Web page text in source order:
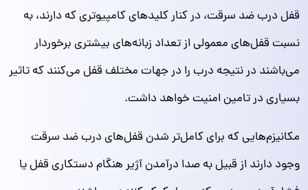
قفل‌ درب ضد سرقت، در کنار کلیدهای کامپیوتری که دارند، به
نسبت قفل‌های معمولی از تعداد زبانه‌های بیشتری برخوردار
می‌باشند در نتیجه درب را در جهات مختلف قفل می‌کنند که تاثیر
بسیاری در تامین امنیت خواهد داشت.
مکانیزم‌هایی که برای کامل‌تر شدن قفل‌های درب ضد سرقت
وجود دارند از قبیل به صدا درآمدن آژیر هنگام دستکاری قفل یا